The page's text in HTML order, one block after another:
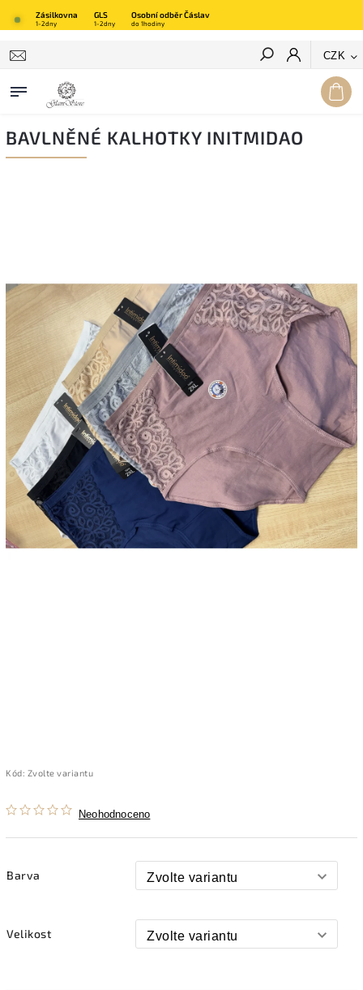
Zásilkovna GLS Osobní odběr Čáslav
1-2dny 1-2dny do 1hodiny
CZK
Hledat
BAVLNĚNÉ KALHOTKY INITMIDAO
Kód: Zvolte variantu
Neohodnoceno
Barva
Velikost